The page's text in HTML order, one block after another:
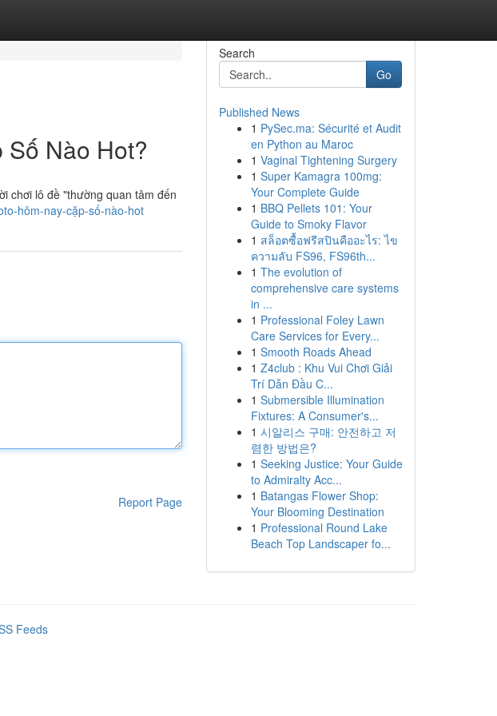
Số Nào Hot?
chơi lô đề "thường quan tâm đến
hôm-nay-cặp-số-nào-hot
Report Page
Search
Go
Published News
1 PySec.ma: Sécurité et Audit
en Python au Maroc
1 Vaginal Tightening Surgery
1 Super Kamagra 100mg:
Your Complete Guide
1 BBQ Pellets 101: Your
Guide to Smoky Flavor
1 สล็อตซื้อฟรีสปินคืออะไร: ไข
ความลับ FS96, FS96th...
1 The evolution of
comprehensive care systems
in ...
1 Professional Foley Lawn
Care Services for Every...
1 Smooth Roads Ahead
1 Z4club : Khu Vui Chơi Giải
Trí Dẫn Đầu C...
1 Submersible Illumination
Fixtures: A Consumer's...
1 시알리스 구매: 안전하고 저
렴한 방법은?
1 Seeking Justice: Your Guide
to Admiralty Acc...
1 Batangas Flower Shop:
Your Blooming Destination
1 Professional Round Lake
Beach Top Landscaper fo...
Feeds